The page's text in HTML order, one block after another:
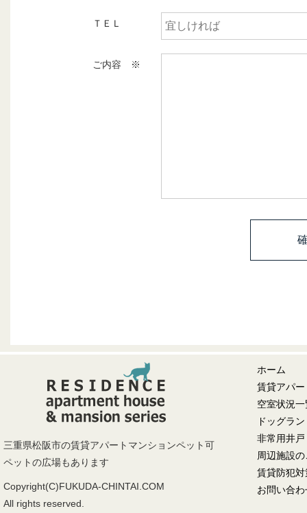
ＴＥＬ
ご内容 ※
三重県松阪市の賃貸アパートマンションペット可
ペットの広場もあります
Copyright(C)FUKUDA-CHINTAI.COM
All rights reserved.
ホーム
賃貸アパ
空室状況一
ドッグラン
非常用井戸
周辺施設
賃貸防犯対
お問い合わ